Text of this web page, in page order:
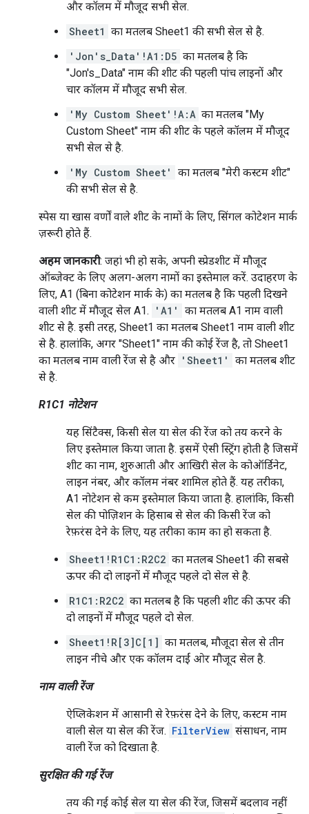
और कॉलम में मौजूद सभी सेल.
Sheet1 का मतलब Sheet1 की सभी सेल से है.
'Jon's_Data'!A1:D5 का मतलब है कि
"Jon's_Data" नाम की शीट की पहली पांच लाइनों और
चार कॉलम में मौजूद सभी सेल.
'My Custom Sheet'!A:A का मतलब "My
Custom Sheet" नाम की शीट के पहले कॉलम में मौजूद
सभी सेल से है.
'My Custom Sheet'
का मतलब "मेरी कस्टम शीट"
की सभी सेल से है.
स्पेस या खास वर्णों वाले शीट के नामों के लिए, सिंगल कोटेशन मार्क
ज़रूरी होते हैं.
अहम जानकारी: जहां भी हो सके, अपनी स्प्रेडशीट में मौजूद
ऑब्जेक्ट के लिए अलग-अलग नामों का इस्तेमाल करें. उदाहरण के
लिए, A1 (बिना कोटेशन मार्क के) का मतलब है कि पहली दिखने
वाली शीट में मौजूद सेल A1.
'A1'
का मतलब A1 नाम वाली
शीट से है. इसी तरह, Sheet1 का मतलब Sheet1 नाम वाली शीट
से है. हालांकि, अगर "Sheet1" नाम की कोई रेंज है, तो Sheet1
का मतलब नाम वाली रेंज से है और 'Sheet1'
का मतलब शीट
से है.
R1C1 नोटेशन
यह सिंटैक्स, किसी सेल या सेल की रेंज को तय करने के
लिए इस्तेमाल किया जाता है. इसमें ऐसी स्ट्रिंग होती है जिसमें
शीट का नाम, शुरुआती और आखिरी सेल के कोऑर्डिनेट,
लाइन नंबर, और कॉलम नंबर शामिल होते हैं. यह तरीका,
A1 नोटेशन से कम इस्तेमाल किया जाता है. हालांकि, किसी
सेल की पोज़िशन के हिसाब से सेल की किसी रेंज को
रेफ़रंस देने के लिए, यह तरीका काम का हो सकता है.
Sheet1!R1C1:R2C2 का मतलब Sheet1 की सबसे
ऊपर की दो लाइनों में मौजूद पहले दो सेल से है.
R1C1:R2C2 का मतलब है कि पहली शीट की ऊपर की
दो लाइनों में मौजूद पहले दो सेल.
Sheet1!R[3]C[1] का मतलब, मौजूदा सेल से तीन
लाइन नीचे और एक कॉलम दाईं ओर मौजूद सेल है.
नाम वाली रेंज
ऐप्लिकेशन में आसानी से रेफ़रंस देने के लिए, कस्टम नाम
वाली सेल या सेल की रेंज. FilterView संसाधन, नाम
वाली रेंज को दिखाता है.
सुरक्षित की गई रेंज
तय की गई कोई सेल या सेल की रेंज, जिसमें बदलाव नहीं